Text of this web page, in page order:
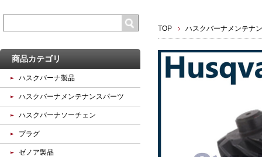
TOP ハスクバーナメンテナ
商品カテゴリ
ハスクバーナ製品
ハスクバーナメンテナンスパーツ
ハスクバーナソーチェン
プラグ
ゼノア製品